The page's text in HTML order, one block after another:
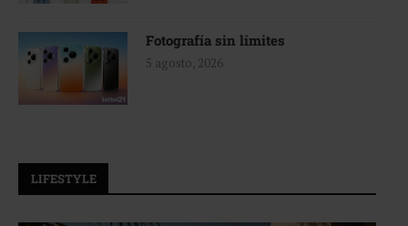
Fotografía sin límites
5 agosto, 2026
LIFESTYLE